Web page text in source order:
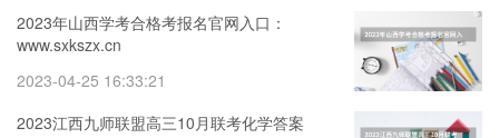
2023年山西学考合格考报名官网入口：
www.sxkszx.cn
2023-04-25 16:33:21
2023江西九师联盟高三10月联考化学答案